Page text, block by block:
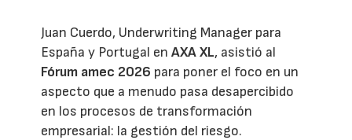
Juan Cuerdo, Underwriting Manager para
España y Portugal enAXA XL, asistió al
Fórum amec 2026 para poner el foco en un
aspecto que a menudo pasa desapercibido
en los procesos de transformación
empresarial: la gestión del riesgo.